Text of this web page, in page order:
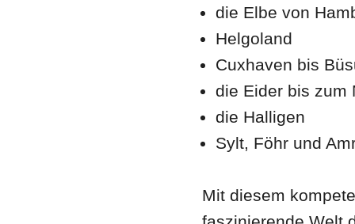
die Elbe von
Helgoland
Cuxhaven bis
die Eider bis zum
die Halligen
Sylt, Föhr und
Mit diesem